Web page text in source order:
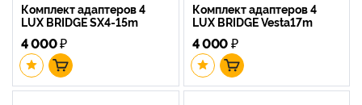
Комплект адаптеров 4
LUX BRIDGE SX4-15m
4 000₽
Комплект адаптеров 4
LUX BRIDGE Vesta17m
4 000₽